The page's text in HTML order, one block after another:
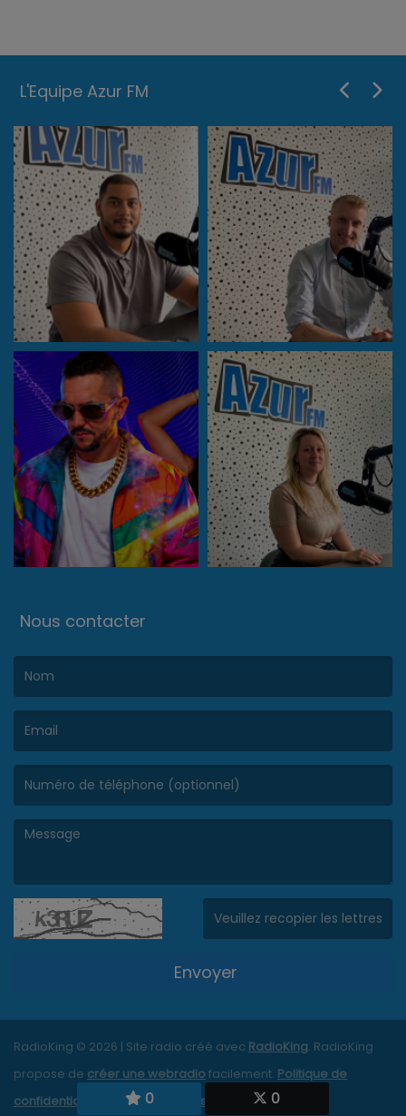
0 0
L'Equipe Azur FM
Nous contacter
Envoyer
RadioKing © 2026 | Site radio créé avec RadioKing. RadioKing
propose de créer une webradio facilement. Politique de
confidentialité
Mentions légales